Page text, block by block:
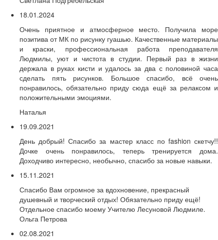
18.01.2024
Очень приятное и атмосферное место. Получила море
позитива от МК по рисунку гуашью. Качественные материалы
и краски, профессиональная работа преподавателя
Людмилы, уют и чистота в студии. Первый раз в жизни
держала в руках кисти и удалось за два с половиной часа
сделать пять рисунков. Большое спасибо, всё очень
понравилось, обязательно приду сюда ещё за релаксом и
положительными эмоциями.
Наталья
19.09.2021
День добрый! Спасибо за мастер класс по fashion скетчу!!
Дочке очень понравилось, теперь тренируется дома.
Доходчиво интересно, необычно, спасибо за новые навыки.
15.11.2021
Спасибо Вам огромное за вдохновение, прекрасный
душевный и творческий отдых! Обязательно приду ещё!
Отдельное спасибо моему Учителю Лесуновой Людмиле.
Ольга Петрова
02.08.2021